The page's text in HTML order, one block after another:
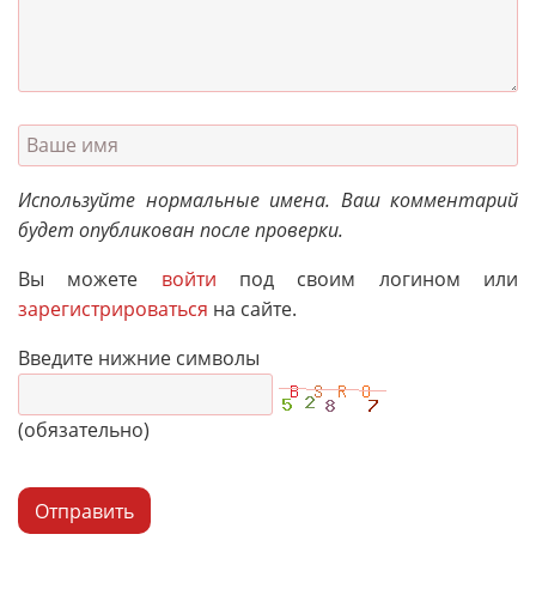
Используйте нормальные имена. Ваш комментарий
будет опубликован после проверки.
Вы можете войти под своим логином или
зарегистрироваться на сайте.
Введите нижние символы
(обязательно)
Отправить